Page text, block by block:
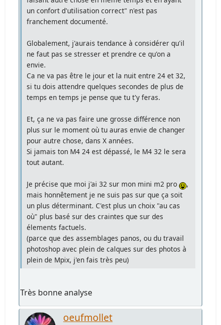
un confort d'utilisation correct" n'est pas
franchement documenté.
Globalement, j'aurais tendance à considérer qu'il
ne faut pas se stresser et prendre ce qu'on a
envie.
Ca ne va pas être le jour et la nuit entre 24 et 32,
si tu dois attendre quelques secondes de plus de
temps en temps je pense que tu t'y feras.
Et, ça ne va pas faire une grosse différence non
plus sur le moment où tu auras envie de changer
pour autre chose, dans X années.
Si jamais ton M4 24 est dépassé, le M4 32 le sera
tout autant.
Je précise que moi j'ai 32 sur mon mini m2 pro
,
mais honnêtement je ne suis pas sur que ça soit
un plus déterminant. C'est plus un choix "au cas
où" plus basé sur des craintes que sur des
élements factuels.
(parce que des assemblages panos, ou du travail
photoshop avec plein de calques sur des photos à
plein de Mpix, j'en fais très peu)
Très bonne analyse
oeufmollet